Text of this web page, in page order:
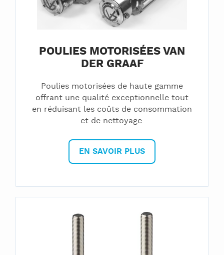
POULIES MOTORISÉES VAN
DER GRAAF
Poulies motorisées de haute gamme
offrant une qualité exceptionnelle tout
en réduisant les coûts de consommation
et de nettoyage.
EN SAVOIR PLUS